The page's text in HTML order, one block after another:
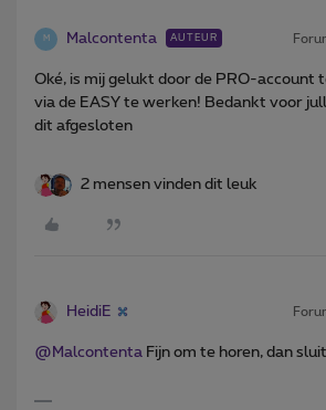
M Malcontenta AUTEUR
Oké, is mij gelukt door de PRO-account
via de EASY te werken! Bedankt voor
dit afgesloten
2 mensen vinden dit leuk
HeidiE
@Malcontenta Fijn om te horen, dan